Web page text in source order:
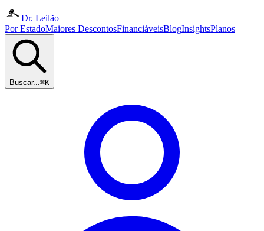
Dr. Leilão
Por EstadoMaiores DescontosFinanciáveisBlogInsightsPlanos
Buscar...⌘K